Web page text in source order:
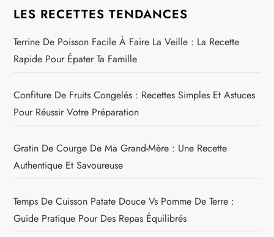
LES RECETTES TENDANCES
Terrine De Poisson Facile À Faire La Veille : La Recette
Rapide Pour Épater Ta Famille
Confiture De Fruits Congelés : Recettes Simples Et Astuces
Pour Réussir Votre Préparation
Gratin De Courge De Ma Grand-Mère : Une Recette
Authentique Et Savoureuse
Temps De Cuisson Patate Douce Vs Pomme De Terre :
Guide Pratique Pour Des Repas Équilibrés